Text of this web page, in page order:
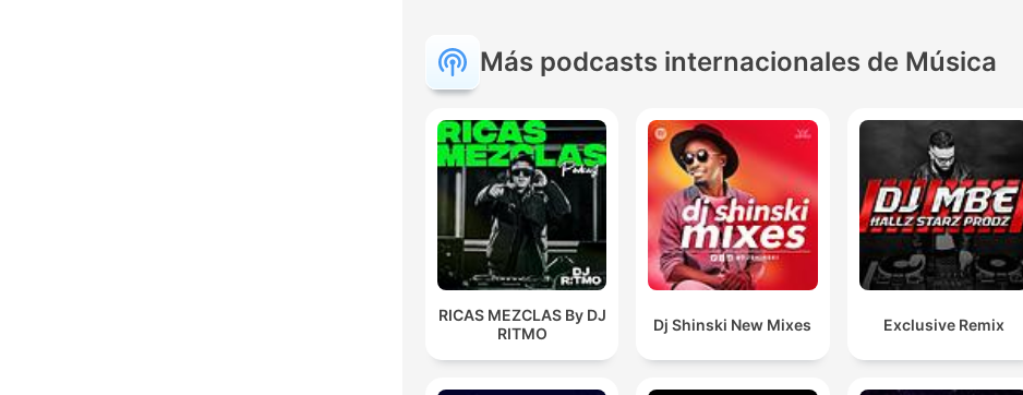
Más podcasts internacionales de Música
RICAS MEZCLAS By DJ
RITMO
Dj Shinski New Mixes Exclusive Remix